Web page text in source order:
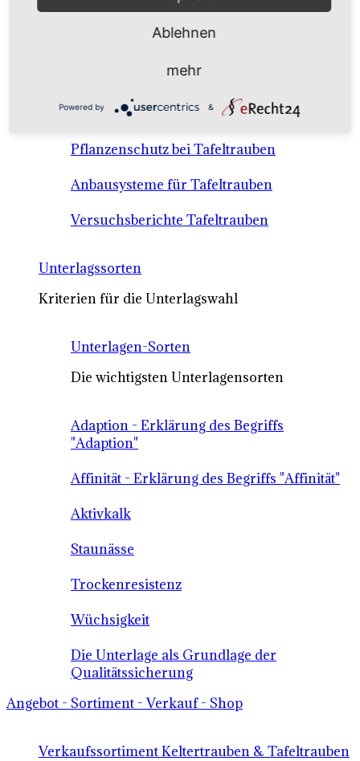
Anbausysteme & Recht
Tafeltrauben A-Z Sortenbeschreibungen
Tafeltraubenanbau - rechtliche
Voraussetzungen
Pflanzenschutz bei Tafeltrauben
Anbausysteme für Tafeltrauben
Versuchsberichte Tafeltrauben
Unterlagssorten
Kriterien für die Unterlagswahl
Unterlagen-Sorten
Die wichtigsten Unterlagensorten
Adaption - Erklärung des Begriffs
"Adaption"
Affinität - Erklärung des Begriffs "Affinität"
Aktivkalk
Staunässe
Trockenresistenz
Wüchsigkeit
Die Unterlage als Grundlage der
Qualitätssicherung
Angebot - Sortiment - Verkauf - Shop
Verkaufssortiment Keltertrauben & Tafeltrauben
Ablehnen
mehr
Powered by &